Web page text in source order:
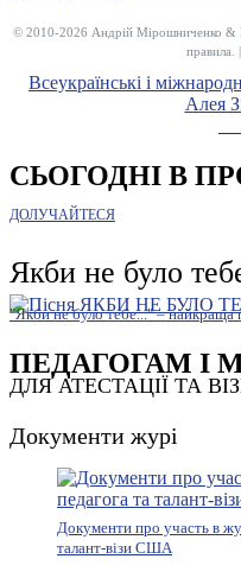
© 2010-2026 Андрій Мірошниченко &
правила.
Всеукраїнські і
Алея
СЬОГОДНІ В
ДОЛУЧАЙТЕСЯ
Якби не було
"Якби не було тебе..." – найкраща
ПЕДАГОГАМ І
ДЛЯ АТЕСТАЦІЇ ТА
Документи журі
Документи про участь в
талант-візи США